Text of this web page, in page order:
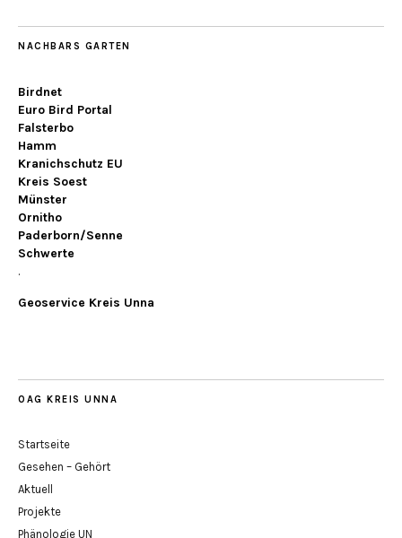
NACHBARS GARTEN
Birdnet
Euro Bird Portal
Falsterbo
Hamm
Kranichschutz EU
Kreis Soest
Münster
Ornitho
Paderborn/Senne
Schwerte
.
Geoservice Kreis Unna
OAG KREIS UNNA
Startseite
Gesehen – Gehört
Aktuell
Projekte
Phänologie UN